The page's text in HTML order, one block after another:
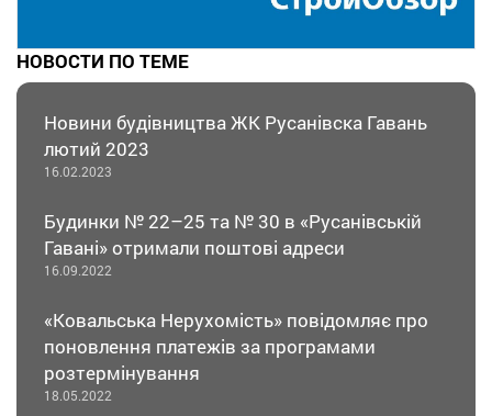
НОВОСТИ ПО ТЕМЕ
Новини будівництва ЖК Русанівска Гавань
лютий 2023
16.02.2023
Будинки № 22–25 та № 30 в «Русанівській
Гавані» отримали поштові адреси
16.09.2022
«Ковальська Нерухомість» повідомляє про
поновлення платежів за програмами
розтермінування
18.05.2022